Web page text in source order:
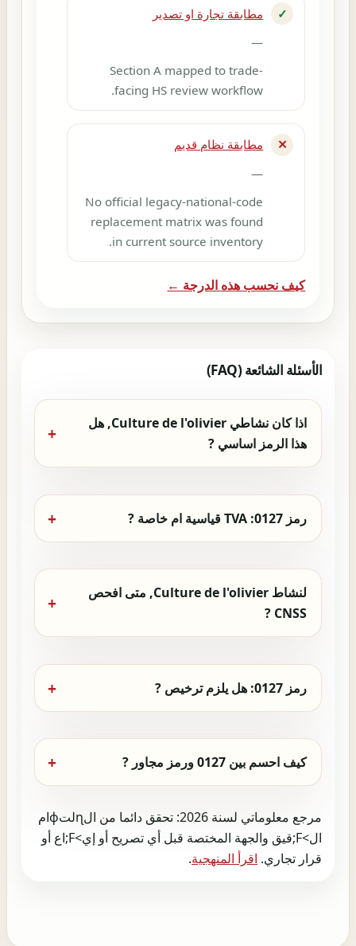
✓
مطابقة تجارة او تصدير
—
Section A mapped to trade-
facing HS review workflow.
✕
مطابقة نظام قديم
—
No official legacy-national-code
replacement matrix was found
in current source inventory.
كيف نحسب هذه الدرجة ←
الأسئلة الشائعة (FAQ)
اذا كان نشاطي Culture de l'olivier, هل
هذا الرمز اساسي ?
رمز 0127: TVA قياسية ام خاصة ?
لنشاط Culture de l'olivier, متى افحص
CNSS ?
رمز 0127: هل يلزم ترخيص ?
كيف احسم بين 0127 ورمز مجاور ?
مرجع معلوماتي لسنة 2026: تحقق دائما من الɳلتɸام
ال>F;قيق والجهة المختصة قبل أي تصريح أو إي>F;اع أو
قرار تجاري. اقرأ المنهجية.